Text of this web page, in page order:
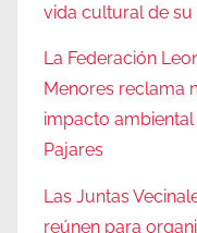
vida cultural de
La Federación
Menores reclama
impacto
Pajares
Las Juntas
reúnen para